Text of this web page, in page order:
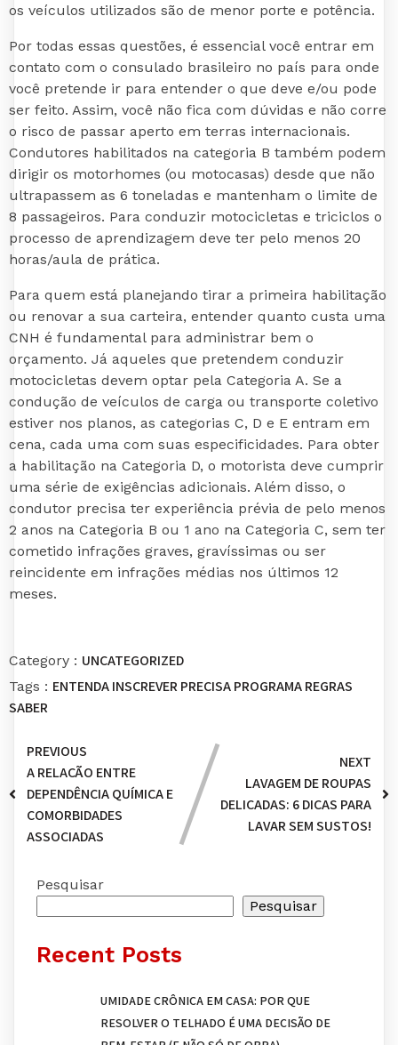
os veículos utilizados são de menor porte e potência.
Por todas essas questões, é essencial você entrar em
contato com o consulado brasileiro no país para onde
você pretende ir para entender o que deve e/ou pode
ser feito. Assim, você não fica com dúvidas e não corre
o risco de passar aperto em terras internacionais.
Condutores habilitados na categoria B também podem
dirigir os motorhomes (ou motocasas) desde que não
ultrapassem as 6 toneladas e mantenham o limite de
8 passageiros. Para conduzir motocicletas e triciclos o
processo de aprendizagem deve ter pelo menos 20
horas/aula de prática.
Para quem está planejando tirar a primeira habilitação
ou renovar a sua carteira, entender quanto custa uma
CNH é fundamental para administrar bem o
orçamento. Já aqueles que pretendem conduzir
motocicletas devem optar pela Categoria A. Se a
condução de veículos de carga ou transporte coletivo
estiver nos planos, as categorias C, D e E entram em
cena, cada uma com suas especificidades. Para obter
a habilitação na Categoria D, o motorista deve cumprir
uma série de exigências adicionais. Além disso, o
condutor precisa ter experiência prévia de pelo menos
2 anos na Categoria B ou 1 ano na Categoria C, sem ter
cometido infrações graves, gravíssimas ou ser
reincidente em infrações médias nos últimos 12
meses.
Category : UNCATEGORIZED
Tags : ENTENDAINSCREVER PRECISAPROGRAMAREGRAS
SABER
PREVIOUS
A RELAÇÃO ENTRE
DEPENDÊNCIA QUÍMICA E
COMORBIDADES
ASSOCIADAS
NEXT
LAVAGEM DE ROUPAS
DELICADAS: 6 DICAS PARA
LAVAR SEM SUSTOS!
Pesquisar
Pesquisar
Recent Posts
UMIDADE CRÔNICA EM CASA: POR QUE
RESOLVER O TELHADO É UMA DECISÃO DE